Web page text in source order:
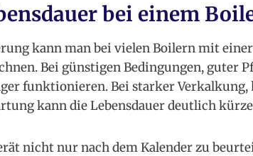
bei einem
kann man bei vielen Boilern mit
Bei günstigen Bedingungen, guter
funktionieren. Bei starker Verkalkung,
kann die Lebensdauer deutlich
nicht nur nach dem Kalender zu